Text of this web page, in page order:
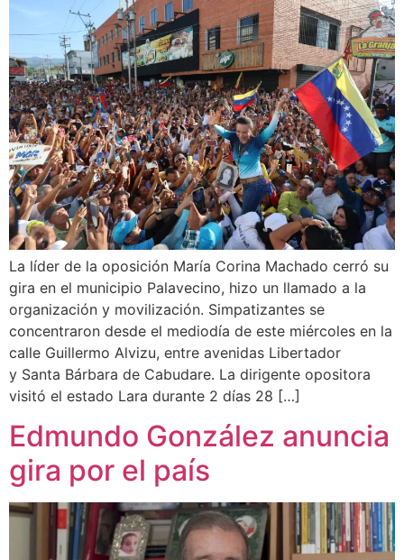
La líder de la oposición María Corina Machado cerró su
gira en el municipio Palavecino, hizo un llamado a la
organización y movilización. Simpatizantes se
concentraron desde el mediodía de este miércoles en la
calle Guillermo Alvizu, entre avenidas Libertador
y Santa Bárbara de Cabudare. La dirigente opositora
visitó el estado Lara durante 2 días 28 […]
Edmundo González anuncia
gira por el país